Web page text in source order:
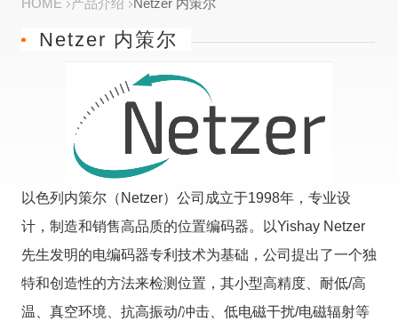
HOME 产品介绍 Netzer 内策尔
Netzer 内策尔
以色列内策尔（Netzer）公司成立于1998年，专业设
计，制造和销售高品质的位置编码器。以Yishay Netzer
先生发明的电编码器专利技术为基础，公司提出了一个独
特和创造性的方法来检测位置，其小型高精度、耐低/高
温、真空环境、抗高振动/冲击、低电磁干扰/电磁辐射等